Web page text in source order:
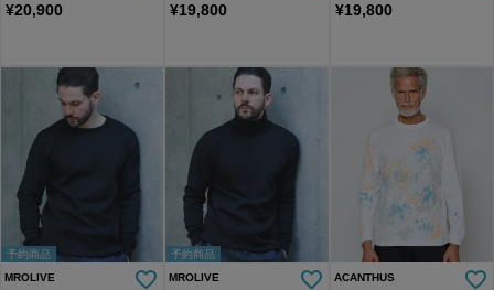
¥20,900 ¥19,800 ¥19,800
予約商品
MROLIVE
予約商品
MROLIVE
ACANTHUS